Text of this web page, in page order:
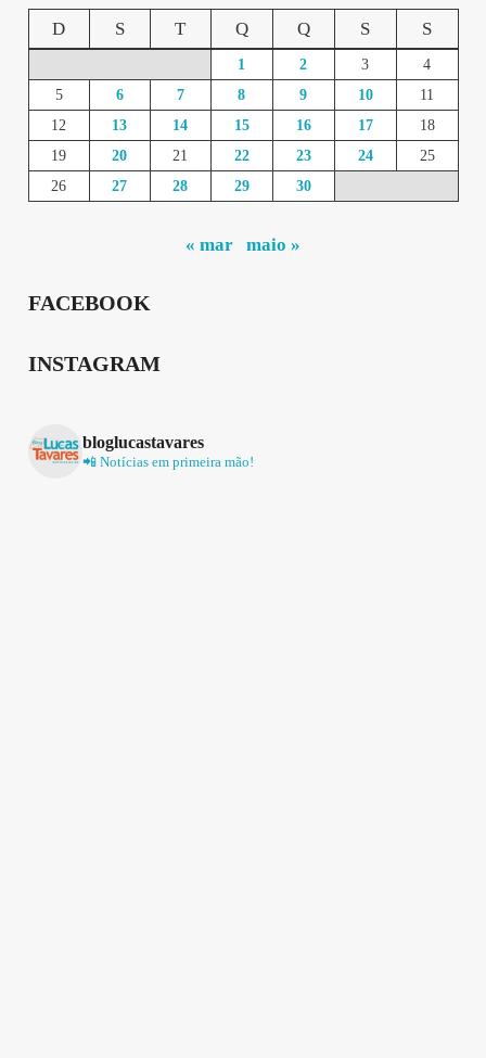
D S T Q Q S S
1 2 3
4
5
6 7 8 9 10
11
12
13 14 15 16 17
18
19
20 21 22 23 24
25
26
27 28 29 30
« mar maio »
FACEBOOK
INSTAGRAM
bloglucastavares
📲 Notícias em primeira mão!